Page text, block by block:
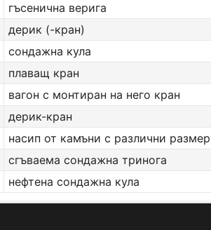
гъсенична верига
дерик (-кран)
сондажна кула
плаващ кран
вагон с монтиран на него кран
дерик-кран
насип от камъни с различни
сгъваема сондажна тринога
нефтена сондажна кула